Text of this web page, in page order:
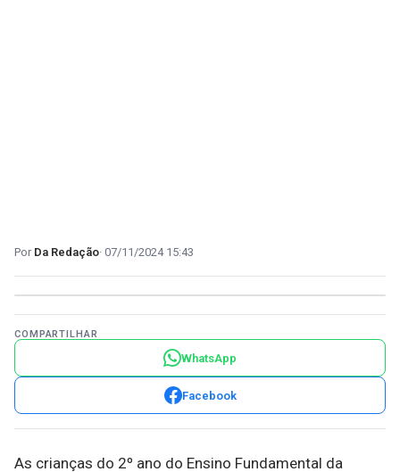
Da Redação 07/11/2024 15:43
COMPARTILHAR
WhatsApp
Facebook
As crianças do 2º ano do Ensino Fundamental da